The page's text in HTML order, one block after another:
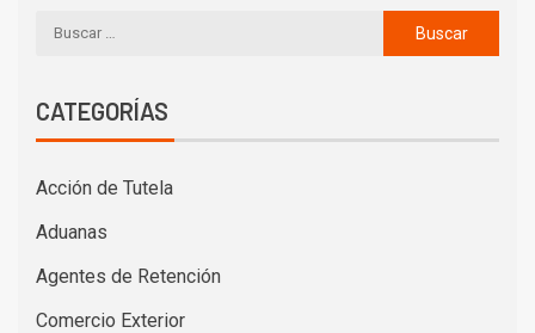
CATEGORÍAS
Acción de Tutela
Aduanas
Agentes de Retención
Comercio Exterior